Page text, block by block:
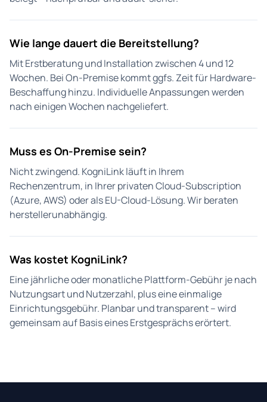
Wie lange dauert die Bereitstellung?
Mit Erstberatung und Installation zwischen 4 und 12
Wochen. Bei On-Premise kommt ggfs. Zeit für Hardware-
Beschaffung hinzu. Individuelle Anpassungen werden
nach einigen Wochen nachgeliefert.
Muss es On-Premise sein?
Nicht zwingend. KogniLink läuft in Ihrem
Rechenzentrum, in Ihrer privaten Cloud-Subscription
(Azure, AWS) oder als EU-Cloud-Lösung. Wir beraten
herstellerunabhängig.
Was kostet KogniLink?
Eine jährliche oder monatliche Plattform-Gebühr je nach
Nutzungsart und Nutzerzahl, plus eine einmalige
Einrichtungsgebühr. Planbar und transparent – wird
gemeinsam auf Basis eines Erstgesprächs erörtert.